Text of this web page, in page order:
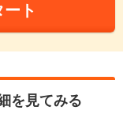
ト
を見てみる